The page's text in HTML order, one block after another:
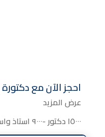
احجز الآن معدكتورة
عرض المزيد
١٥٠٠٠ دكتور -٩٠٠٠ استاذ واستشاري - اكثر من ٤٠ تخصص